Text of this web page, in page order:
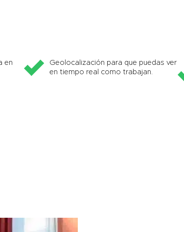
en
Geolocalización para que puedas ver
en tiempo real como trabajan.